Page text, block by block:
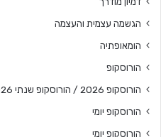
הגשמה עצמית והעצמה
הומאופתיה
הורוסקופ
הורוסקופ 2026 / הורוסקופ שנתי 2026
הורוסקופ יומי
הורוסקופ יומי